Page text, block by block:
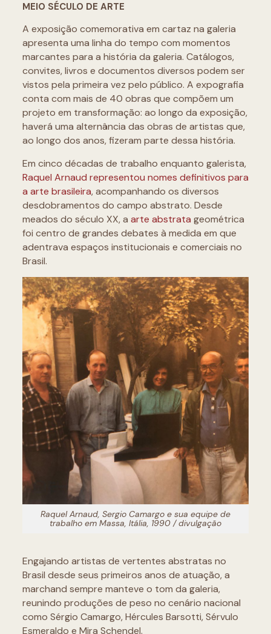
MEIO SÉCULO DE ARTE
A exposição comemorativa em cartaz na galeria
apresenta uma linha do tempo com momentos
marcantes para a história da galeria. Catálogos,
convites, livros e documentos diversos podem ser
vistos pela primeira vez pelo público. A expografia
conta com mais de 40 obras que compõem um
projeto em transformação: ao longo da exposição,
haverá uma alternância das obras de artistas que,
ao longo dos anos, fizeram parte dessa história.
Em cinco décadas de trabalho enquanto galerista,
Raquel Arnaud representou nomes definitivos para
a arte brasileira, acompanhando os diversos
desdobramentos do campo abstrato. Desde
meados do século XX, a arte abstrata geométrica
foi centro de grandes debates à medida em que
adentrava espaços institucionais e comerciais no
Brasil.
Raquel Arnaud, Sergio Camargo e sua equipe de
trabalho em Massa, Itália, 1990 / divulgação
Engajando artistas de vertentes abstratas no
Brasil desde seus primeiros anos de atuação, a
marchand sempre manteve o tom da galeria,
reunindo produções de peso no cenário nacional
como Sérgio Camargo, Hércules Barsotti, Sérvulo
Esmeraldo e Mira Schendel.